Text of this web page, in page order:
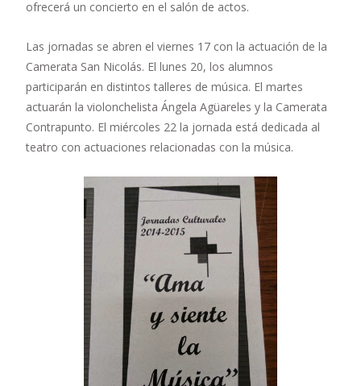
ofrecerá un concierto en el salón de actos.
Las jornadas se abren el viernes 17 con la actuación de la
Camerata San Nicolás. El lunes 20, los alumnos
participarán en distintos talleres de música. El martes
actuarán la violonchelista Ángela Agüareles y la Camerata
Contrapunto. El miércoles 22 la jornada está dedicada al
teatro con actuaciones relacionadas con la música.